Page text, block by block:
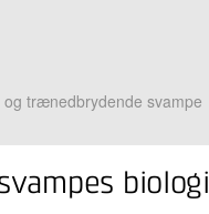
og trænedbrydende svampe
biologi